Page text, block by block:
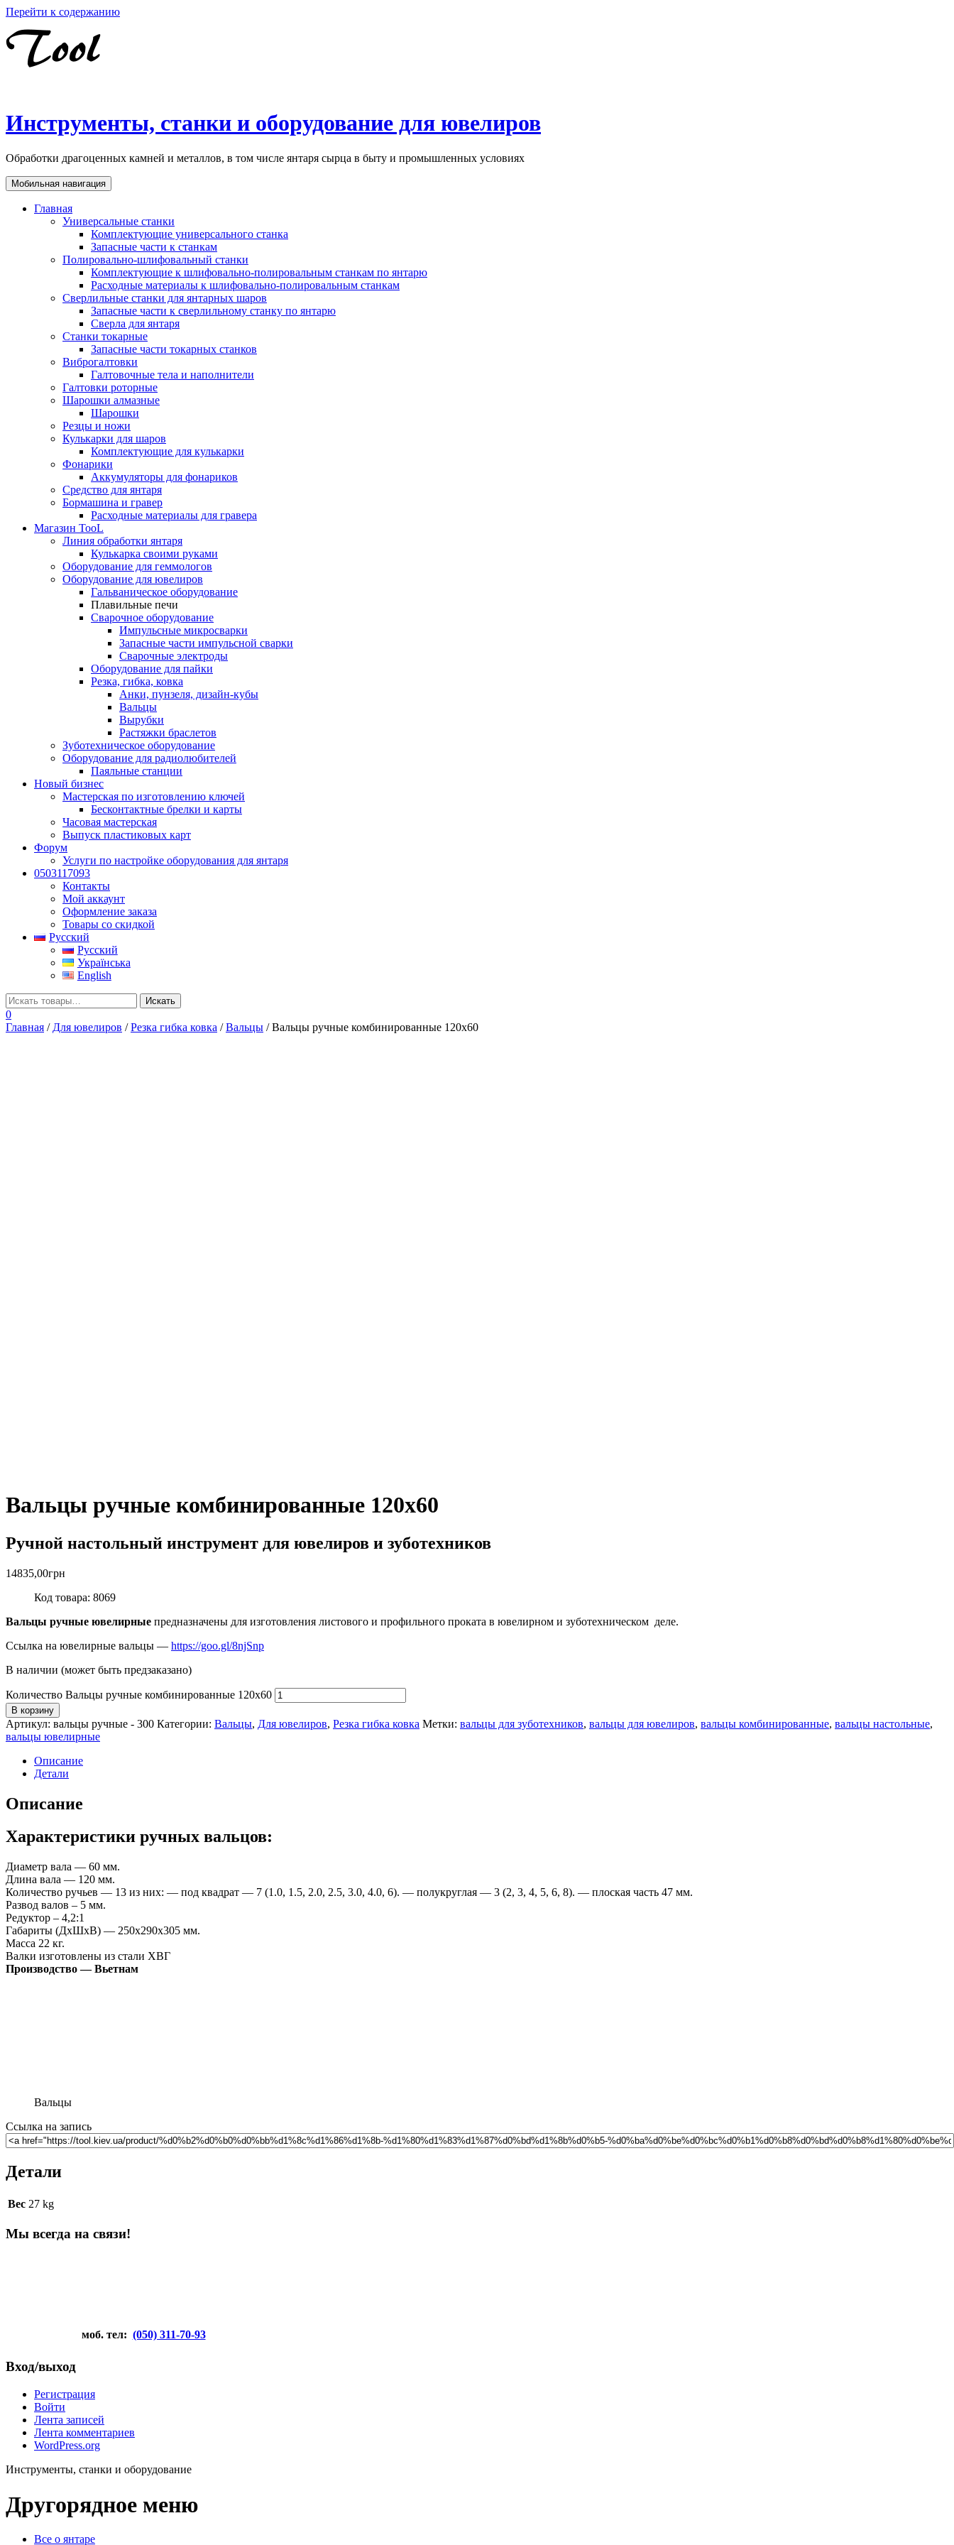
Перейти к содержанию
Инструменты, станки и оборудование для ювелиров
Обработки драгоценных камней и металлов, в том числе янтаря сырца в быту и промышленных условиях
Мобильная навигация
Главная
Универсальные станки
Комплектующие универсального станка
Запасные части к станкам
Полировально-шлифовальный станки
Комплектующие к шлифовально-полировальным станкам по янтарю
Расходные материалы к шлифовально-полировальным станкам
Сверлильные станки для янтарных шаров
Запасные части к сверлильному станку по янтарю
Сверла для янтаря
Станки токарные
Запасные части токарных станков
Виброгалтовки
Галтовочные тела и наполнители
Галтовки роторные
Шарошки алмазные
Шарошки
Резцы и ножи
Кулькарки для шаров
Комплектующие для кулькарки
Фонарики
Аккумуляторы для фонариков
Средство для янтаря
Бормашина и гравер
Расходные материалы для гравера
Магазин TooL
Линия обработки янтаря
Кулькарка своими руками
Оборудование для геммологов
Оборудование для ювелиров
Гальваническое оборудование
Плавильные печи
Сварочное оборудование
Импульсные микросварки
Запасные части импульсной сварки
Сварочные электроды
Оборудование для пайки
Резка, гибка, ковка
Анки, пунзеля, дизайн-кубы
Вальцы
Вырубки
Растяжки браслетов
Зуботехническое оборудование
Оборудование для радиолюбителей
Паяльные станции
Новый бизнес
Мастерская по изготовлению ключей
Бесконтактные брелки и карты
Часовая мастерская
Выпуск пластиковых карт
Форум
Услуги по настройке оборудования для янтаря
0503117093
Контакты
Мой аккаунт
Оформление заказа
Товары со скидкой
Русский
Русский
Українська
English
0
Главная / Для ювелиров /Резка гибка ковка /Вальцы / Вальцы ручные комбинированные 120х60
Вальцы ручные комбинированные 120х60
Ручной настольный инструмент для ювелиров и зуботехников
14835,00грн
Код товара: 8069
Вальцы ручные ювелирные предназначены для изготовления листового и профильного проката в ювелирном и зуботехническом деле.
Ссылка на ювелирные вальцы — https://goo.gl/8njSnp
В наличии (может быть предзаказано)
Количество Вальцы ручные комбинированные 120х60
В корзину
Артикул: вальцы ручные - 300 Категории: Вальцы, Для ювелиров, Резка гибка ковка Метки: вальцы для зуботехников, вальцы для ювелиров, вальцы комбинированные, вальцы настольные,
вальцы ювелирные
Описание
Детали
Описание
Характеристики ручных вальцов:
Диаметр вала ― 60 мм.
Длина вала ― 120 мм.
Количество ручьев ― 13 из них: ― под квадрат ― 7 (1.0, 1.5, 2.0, 2.5, 3.0, 4.0, 6). ― полукруглая ― 3 (2, 3, 4, 5, 6, 8). ― плоская часть 47 мм.
Развод валов – 5 мм.
Редуктор – 4,2:1
Габариты (ДхШхВ) ― 250х290х305 мм.
Масса 22 кг.
Валки изготовлены из стали ХВГ
Производство — Вьетнам
Вальцы
Ссылка на запись
Детали
Вес 27 kg
Мы всегда на связи!
моб. тел: (050) 311-70-93
Вход/выход
Регистрация
Войти
Лента записей
Лента комментариев
WordPress.org
Инструменты, станки и оборудование
Другорядное меню
Все о янтаре